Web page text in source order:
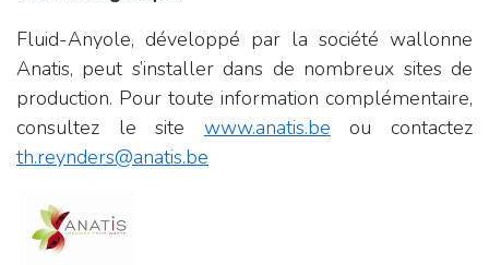
Fluid-Anyole, développé par la société wallonne
Anatis, peut s’installer dans de nombreux sites de
production. Pour toute information complémentaire,
consultez le site www.anatis.be ou contactez
th.reynders@anatis.be